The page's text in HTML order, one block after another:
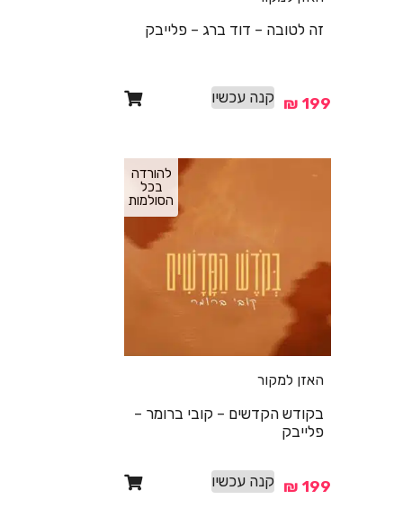
זה לטובה – דוד ברג – פלייבק
₪ 199 קנה עכשיו
להורדה
בכל
הסולמות
האזן למקור
בקודש הקדשים – קובי ברומר –
פלייבק
₪ 199 קנה עכשיו